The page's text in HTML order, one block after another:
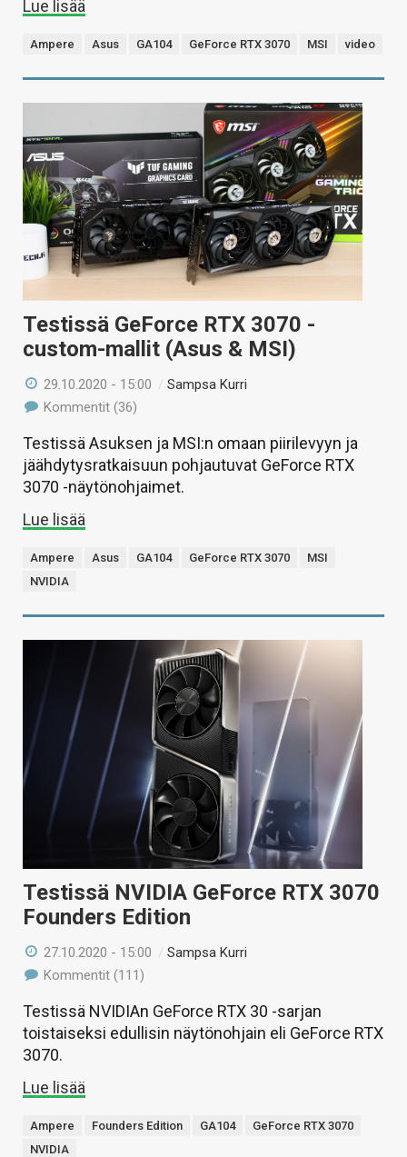
Lue lisää
Ampere Asus GA104 GeForce RTX 3070 MSI video
Testissä GeForce RTX 3070 -
custom-mallit (Asus & MSI)
29.10.2020 - 15:00 /Sampsa Kurri
Kommentit (36)
Testissä Asuksen ja MSI:n omaan piirilevyyn ja
jäähdytysratkaisuun pohjautuvat GeForce RTX
3070 -näytönohjaimet.
Lue lisää
Ampere Asus GA104 GeForce RTX 3070
MSI
NVIDIA
Testissä NVIDIA GeForce RTX 3070
Founders Edition
27.10.2020 - 15:00 /Sampsa Kurri
Kommentit (111)
Testissä NVIDIAn GeForce RTX 30 -sarjan
toistaiseksi edullisin näytönohjain eli GeForce RTX
3070.
Lue lisää
Ampere Founders Edition GA104
GeForce RTX 3070
NVIDIA